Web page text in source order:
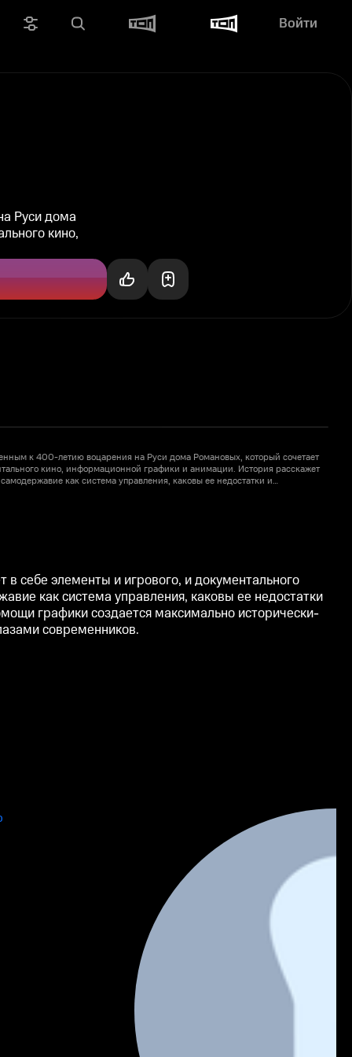
Войти
Руси дома
кино,
к 400-летию воцарения на Руси дома Романовых, который сочетает
кино, информационной графики и анимации. История расскажет
как система управления, каковы ее недостатки и
Романовых играли в событиях российской и мировой истории. При
себе элементы и игрового, и документального
как система управления, каковы ее недостатки
графики создается максимально исторически-
современников.